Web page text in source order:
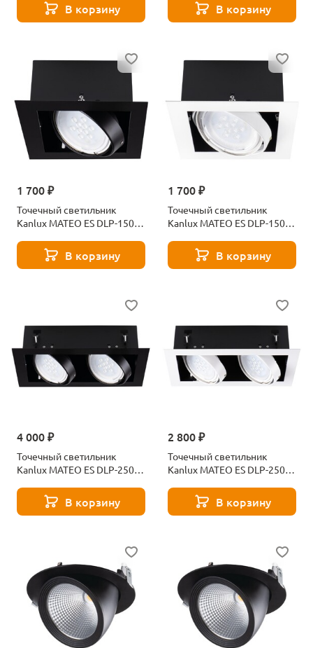
В корзину В корзину
1 700 ₽
Точечный светильник
Kanlux MATEO ES DLP-150-B
В корзину
1 700 ₽
Точечный светильник
Kanlux MATEO ES DLP-150-
В корзину
4 000 ₽
Точечный светильник
Kanlux MATEO ES DLP-250-B
В корзину
2 800 ₽
Точечный светильник
Kanlux MATEO ES DLP-250-
В корзину